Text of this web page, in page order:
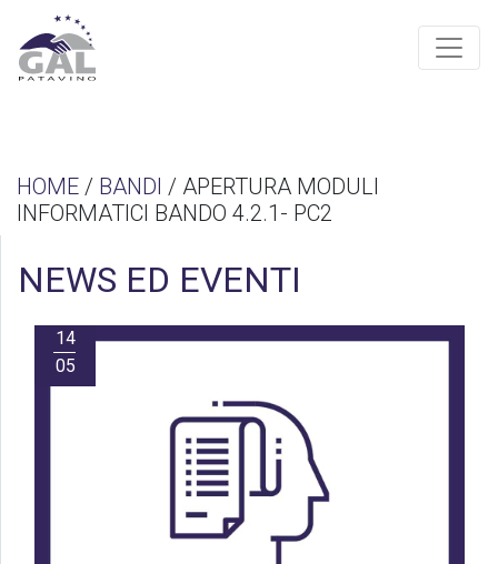
HOME / BANDI / APERTURA MODULI
INFORMATICI BANDO 4.2.1- PC2
NEWS ED EVENTI
14
05